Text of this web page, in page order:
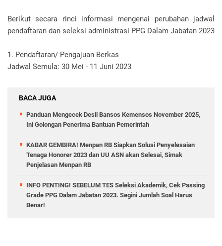
Berikut secara rinci informasi mengenai perubahan jadwal
pendaftaran dan seleksi administrasi PPG Dalam Jabatan 2023
1. Pendaftaran/ Pengajuan Berkas
Jadwal Semula: 30 Mei - 11 Juni 2023
BACA JUGA
Panduan Mengecek Desil Bansos Kemensos November 2025,
Ini Golongan Penerima Bantuan Pemerintah
KABAR GEMBIRA! Menpan RB Siapkan Solusi Penyelesaian
Tenaga Honorer 2023 dan UU ASN akan Selesai, Simak
Penjelasan Menpan RB
INFO PENTING! SEBELUM TES Seleksi Akademik, Cek Passing
Grade PPG Dalam Jabatan 2023. Segini Jumlah Soal Harus
Benar!